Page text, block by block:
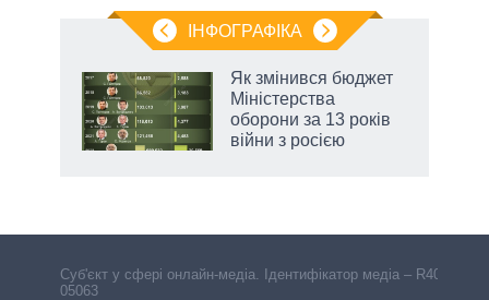
ІНФОГРАФІКА
Як змінився бюджет
Міністерства
оборони за 13 років
війни з росією
Cуб'єкт у сфері онлайн-медіа. Ідентифікатор медіа – R40-
05063